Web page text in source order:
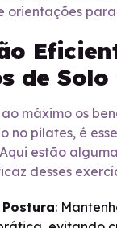
orientações
de
máximo os
no pilates, é
estão
desses
: